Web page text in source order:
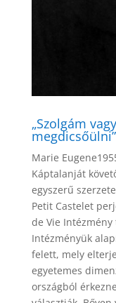
„Szolgám
Marie
Káptalanját
egyszerű
Petit Castelet
de Vie
Intézményük
felett, mely
egyetemes
országból